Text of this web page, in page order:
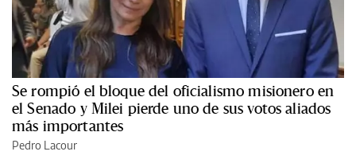
Se rompió el bloque del oficialismo misionero en
el Senado y Milei pierde uno de sus votos aliados
más importantes
Pedro Lacour